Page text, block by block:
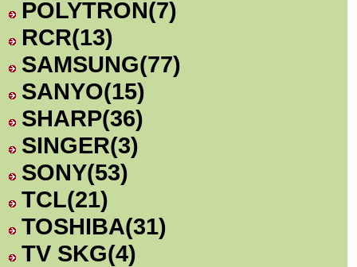
POLYTRON(7)
RCR(13)
SAMSUNG(77)
SANYO(15)
SHARP(36)
SINGER(3)
SONY(53)
TCL(21)
TOSHIBA(31)
TV SKG(4)